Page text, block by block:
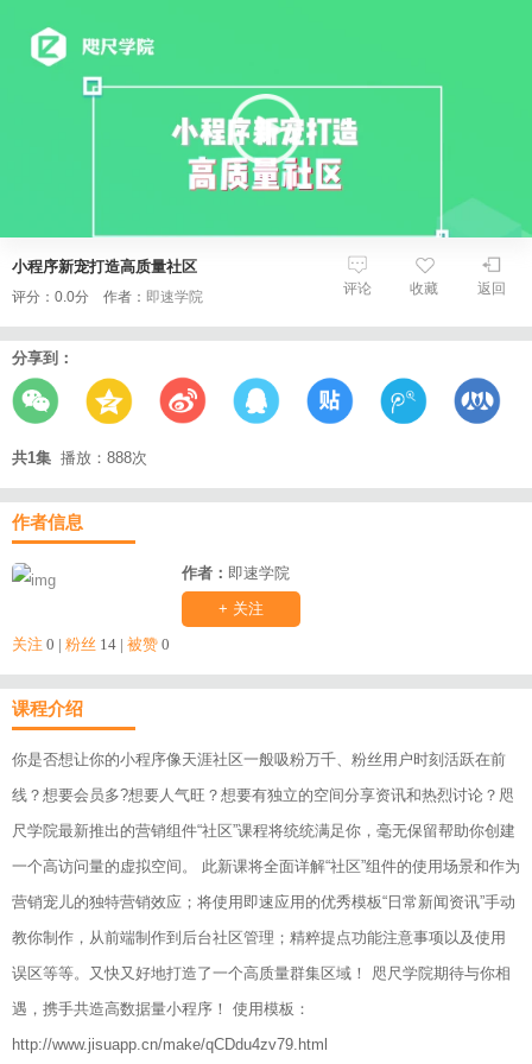
小程序新宠打造高质量社区
评分：0.0分 作者： 即速学院 返回
收藏
评论
分享到：
共1集 播放：888次
作者信息
作者： 即速学院
+ 关注
关注 0 | 粉丝 14 | 被赞 0
课程介绍
你是否想让你的小程序像天涯社区一般吸粉万千、粉丝用户时刻活跃在前
线？想要会员多?想要人气旺？想要有独立的空间分享资讯和热烈讨论？咫
尺学院最新推出的营销组件“社区”课程将统统满足你，毫无保留帮助你创建
一个高访问量的虚拟空间。 此新课将全面详解“社区”组件的使用场景和作为
营销宠儿的独特营销效应；将使用即速应用的优秀模板“日常新闻资讯”手动
教你制作，从前端制作到后台社区管理；精粹提点功能注意事项以及使用
误区等等。又快又好地打造了一个高质量群集区域！ 咫尺学院期待与你相
遇，携手共造高数据量小程序！ 使用模板：
http://www.jisuapp.cn/make/qCDdu4zv79.html